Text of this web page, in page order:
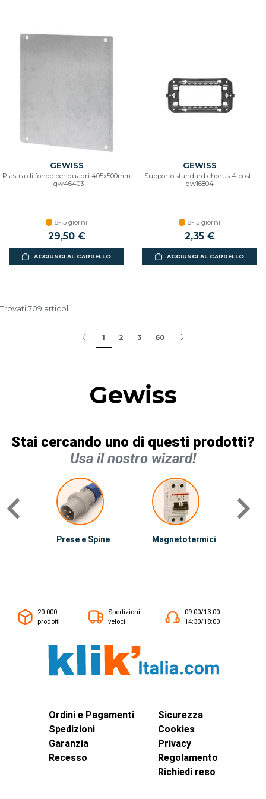
GEWISS
Piastra di fondo per quadri 405x500mm
- gw46403
8-15 giorni
29,50 €
AGGIUNGI AL CARRELLO
GEWISS
Supporto standard chorus 4 posti-
gw16804
8-15 giorni
2,35 €
AGGIUNGI AL CARRELLO
Trovati 709 articoli
1 2 3 60
Gewiss
Stai cercando uno di questi prodotti?
Usa il nostro wizard!
Prese e Spine Magnetotermici
20.000
prodotti
Spedizioni
veloci
09:00/13:00 -
14:30/18:00
Ordini e Pagamenti
Spedizioni
Garanzia
Recesso
Sicurezza
Cookies
Privacy
Regolamento
Richiedi reso